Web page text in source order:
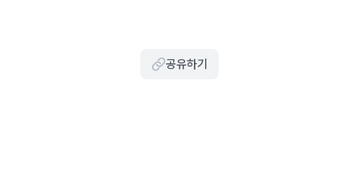
공유하기